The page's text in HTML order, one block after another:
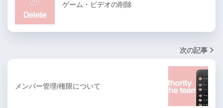
ゲーム・ビデオの削除
次の記事
メンバー管理/権限について